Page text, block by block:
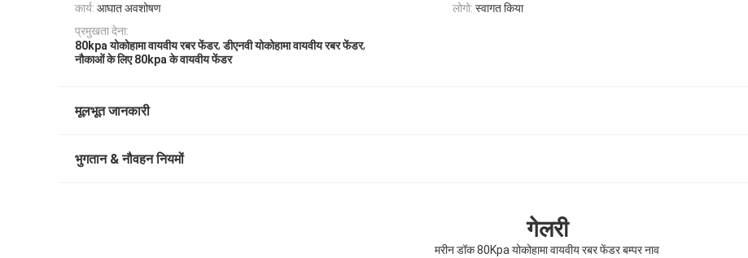
कार्य: आघात अवशोषण लोगो: स्वागत किया
प्रमुखता देना:
80kpa योकोहामा वायवीय रबर फेंडर,डीएनवी योकोहामा वायवीय रबर फेंडर,
नौकाओं के लिए 80kpa के वायवीय फेंडर
मूलभूत जानकारी
भुगतान & नौवहन नियमों
गेलरी
मरीन डॉक 80Kpa योकोहामा वायवीय रबर फेंडर बम्पर नाव